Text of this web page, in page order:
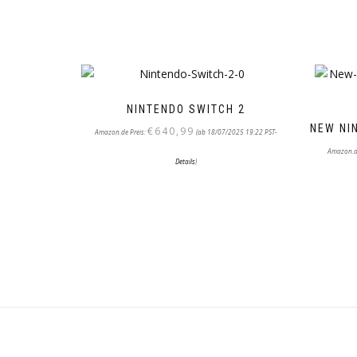
NINTENDO SWITCH 2
Amazon.de Preis:€640,99 (ab 18/07/2025 19:22 PST-
Details)
NEW